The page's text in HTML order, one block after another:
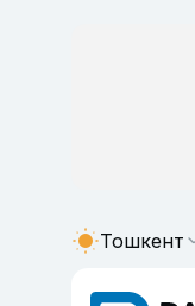
Тошкент